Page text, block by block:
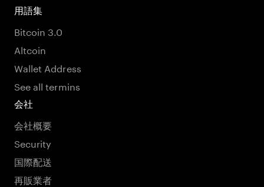
用語集
Bitcoin 3.0
Altcoin
Wallet Address
See all termins
会社
会社概要
Security
国際配送
再販業者